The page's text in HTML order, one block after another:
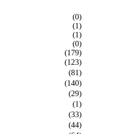
(0)
(1)
(1)
(0)
(179)
(123)
(81)
(140)
(29)
(1)
(33)
(44)